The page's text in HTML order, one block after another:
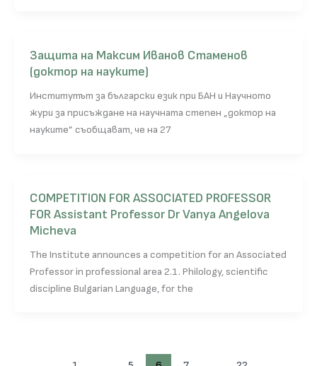
Защита на Максим Иванов Стаменов
(доктор на науките)
Институтът за български език при БАН и Научното
жури за присъждане на научната степен „доктор на
науките” съобщават, че на 27
COMPETITION FOR ASSOCIATED PROFESSOR
FOR Assistant Professor Dr Vanya Angelova
Micheva
The Institute announces a competition for an Associated
Professor in professional area 2.1. Philology, scientific
discipline Bulgarian Language, for the